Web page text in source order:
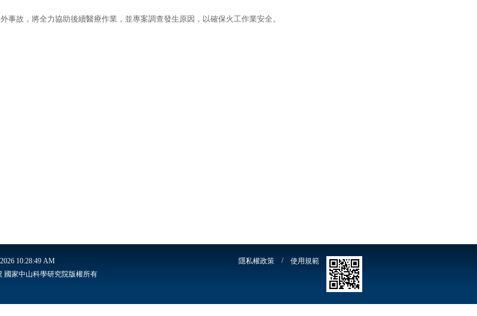
事故，將全力協助後續醫療作業，並專案調查發生原因，以確保火工作業安全。
10:28:49 AM
國家中山科學研究院版權所有
使用規範
/
隱私權政策